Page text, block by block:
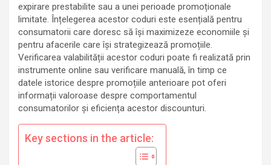
expirare prestabilite sau a unei perioade promoționale
limitate. Înțelegerea acestor coduri este esențială pentru
consumatorii care doresc să își maximizeze economiile și
pentru afacerile care își strategizează promoțiile.
Verificarea valabilității acestor coduri poate fi realizată prin
instrumente online sau verificare manuală, în timp ce
datele istorice despre promoțiile anterioare pot oferi
informații valoroase despre comportamentul
consumatorilor și eficiența acestor discounturi.
Key sections in the article: